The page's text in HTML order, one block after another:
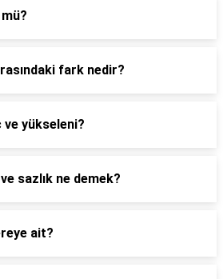
fark nedir?
ve yükseleni?
sazlık ne demek?
ait?